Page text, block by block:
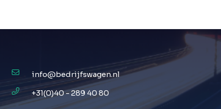
info@bedrijfswagen.nl
+31(0)40 - 289 40 80